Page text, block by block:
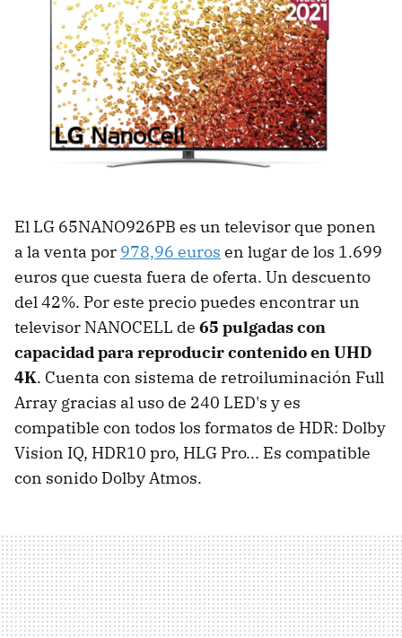
El LG 65NANO926PB es un televisor que ponen
a la venta por 978,96 euros en lugar de los 1.699
euros que cuesta fuera de oferta. Un descuento
del 42%. Por este precio puedes encontrar un
televisor NANOCELL de 65 pulgadas con
capacidad para reproducir contenido en UHD
4K. Cuenta con sistema de retroiluminación Full
Array gracias al uso de 240 LED's y es
compatible con todos los formatos de HDR: Dolby
Vision IQ, HDR10 pro, HLG Pro... Es compatible
con sonido Dolby Atmos.